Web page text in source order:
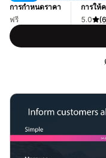
การกำหนดราคา
ฟรี
การให้
5.0